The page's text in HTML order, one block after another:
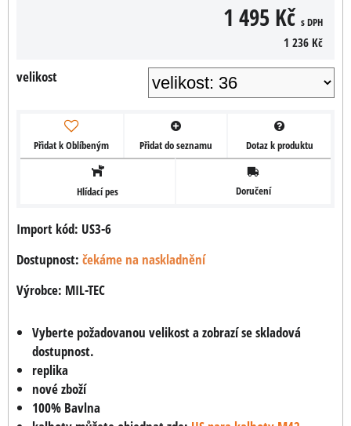
1 495 Kč s DPH
1 236 Kč
velikost
Přidat k Oblíbeným Přidat do seznamu Dotaz k produktu
Hlídací pes Doručení
Import kód: US3-6
Dostupnost: čekáme na naskladnění
Výrobce: MIL-TEC
Vyberte požadovanou velikost a zobrazí se skladová
dostupnost.
replika
nové zboží
100% Bavlna